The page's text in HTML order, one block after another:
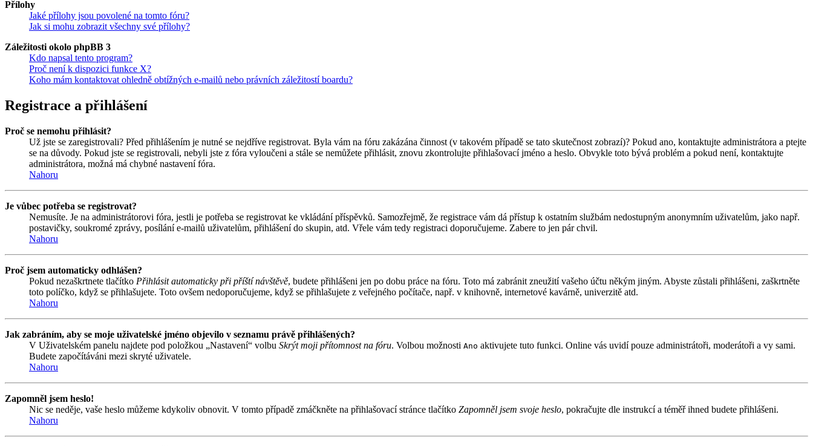
Přílohy
Jaké přílohy jsou povolené na tomto fóru?
Jak si mohu zobrazit všechny své přílohy?
Záležitosti okolo phpBB 3
Kdo napsal tento program?
Proč není k dispozici funkce X?
Koho mám kontaktovat ohledně obtížných e-mailů nebo právních záležitostí boardu?
Registrace a přihlášení
Proč se nemohu přihlásit?
Už jste se zaregistrovali? Před přihlášením je nutné se nejdříve registrovat. Byla vám na fóru zakázána činnost (v takovém případě se tato skutečnost zobrazí)? Pokud ano, kontaktujte administrátora a ptejte
se na důvody. Pokud jste se registrovali, nebyli jste z fóra vyloučeni a stále se nemůžete přihlásit, znovu zkontrolujte přihlašovací jméno a heslo. Obvykle toto bývá problém a pokud není, kontaktujte
administrátora, možná má chybné nastavení fóra.
Nahoru
Je vůbec potřeba se registrovat?
Nemusíte. Je na administrátorovi fóra, jestli je potřeba se registrovat ke vkládání příspěvků. Samozřejmě, že registrace vám dá přístup k ostatním službám nedostupným anonymním uživatelům, jako např.
postavičky, soukromé zprávy, posílání e-mailů uživatelům, přihlášení do skupin, atd. Vřele vám tedy registraci doporučujeme. Zabere to jen pár chvil.
Nahoru
Proč jsem automaticky odhlášen?
Pokud nezaškrtnete tlačítko Přihlásit automaticky při příští návštěvě, budete přihlášeni jen po dobu práce na fóru. Toto má zabránit zneužití vašeho účtu někým jiným. Abyste zůstali přihlášeni, zaškrtněte
toto políčko, když se přihlašujete. Toto ovšem nedoporučujeme, když se přihlašujete z veřejného počítače, např. v knihovně, internetové kavárně, univerzitě atd.
Nahoru
Jak zabráním, aby se moje uživatelské jméno objevilo v seznamu právě přihlášených?
V Uživatelském panelu najdete pod položkou „Nastavení“ volbu Skrýt moji přítomnost na fóru. Volbou možnosti Ano aktivujete tuto funkci. Online vás uvidí pouze administrátoři, moderátoři a vy sami.
Budete započítáváni mezi skryté uživatele.
Nahoru
Zapomněl jsem heslo!
Nic se neděje, vaše heslo můžeme kdykoliv obnovit. V tomto případě zmáčkněte na přihlašovací stránce tlačítko Zapomněl jsem svoje heslo, pokračujte dle instrukcí a téměř ihned budete přihlášeni.
Nahoru